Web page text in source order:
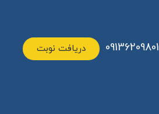
09136209801 دریافت نوبت